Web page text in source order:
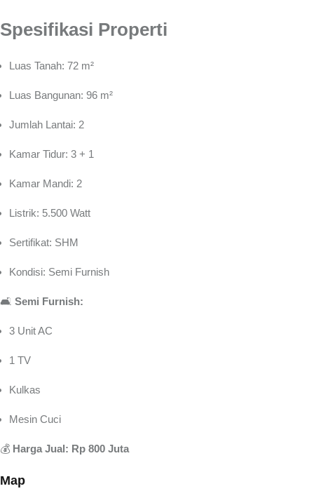
Spesifikasi Properti
Luas Tanah: 72 m²
Luas Bangunan: 96 m²
Jumlah Lantai: 2
Kamar Tidur: 3 + 1
Kamar Mandi: 2
Listrik: 5.500 Watt
Sertifikat: SHM
Kondisi: Semi Furnish
🛋️ Semi Furnish:
3 Unit AC
1 TV
Kulkas
Mesin Cuci
💰 Harga Jual: Rp 800 Juta
Map